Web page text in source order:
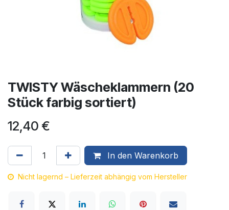
TWISTY Wäscheklammern (20
Stück farbig sortiert)
12,40 €
In den Warenkorb
Nicht lagernd – Lieferzeit abhängig vom Hersteller